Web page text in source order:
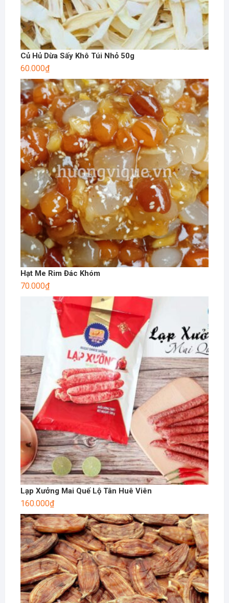
Củ Hủ Dừa Sấy Khô Túi Nhỏ 50g
60.000₫
Hạt Me Rim Đác Khóm
70.000₫
Lạp Xưởng Mai Quế Lộ Tân Huê Viên
160.000₫